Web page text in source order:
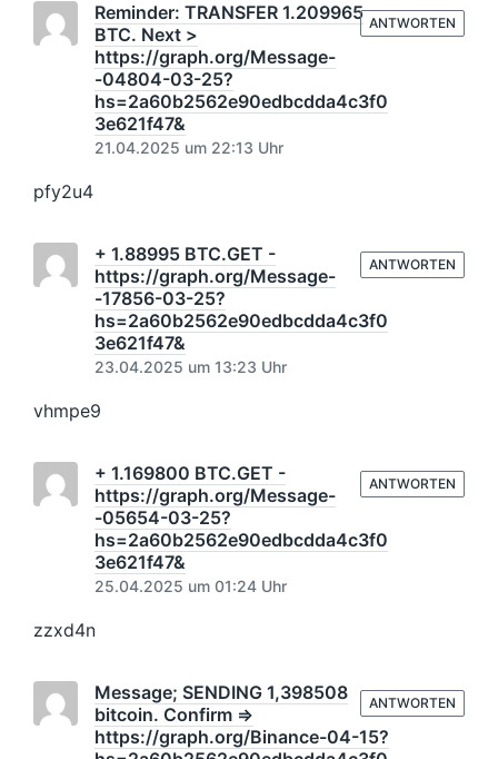
Reminder: TRANSFER 1.209965
BTC. Next >
https://graph.org/Message-
-04804-03-25?
hs=2a60b2562e90edbcdda4c3f0
3e621f47&
21.04.2025 um 22:13 Uhr
pfy2u4
ANTWORTEN
+ 1.88995 BTC.GET -
https://graph.org/Message-
-17856-03-25?
hs=2a60b2562e90edbcdda4c3f0
3e621f47&
23.04.2025 um 13:23 Uhr
vhmpe9
ANTWORTEN
+ 1.169800 BTC.GET -
https://graph.org/Message-
-05654-03-25?
hs=2a60b2562e90edbcdda4c3f0
3e621f47&
25.04.2025 um 01:24 Uhr
zzxd4n
ANTWORTEN
Message; SENDING 1,398508
bitcoin. Confirm =>
https://graph.org/Binance-04-15?
ANTWORTEN